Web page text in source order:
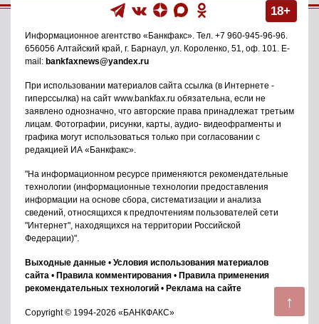
↑
18+
Информационное агентство «Банкфакс» . Тел. +7 960-945-96-96
656056 Алтайский край, г. Барнаул ул. Короленко, 51, оф. 101
. E-
mail: bankfaxnews@yandex.ru
При использовании материалов сайта ссылка (в Интернете -
гиперссылка) на сайт www.bankfax.ru обязательна, если не
заявлено однозначно, что авторские права принадлежат третьим
лицам. Фотографии, рисунки, карты, аудио- видеофрагменты и
графика могут использоваться только при согласовании с
редакцией ИА «Банкфакс».
"На информационном ресурсе применяются рекомендательные
технологии (информационные технологии предоставления
информации на основе сбора, систематизации и анализа
сведений, относящихся к предпочтениям пользователей сети
"Интернет", находящихся на территории Российской
Федерации)".
Выходные данные • Условия использования материалов
сайта • Правила комментирования • Правила применения
рекомендательных технологий • Реклама на сайте
Copyright © 1994-2026 «БАНКФАКС»